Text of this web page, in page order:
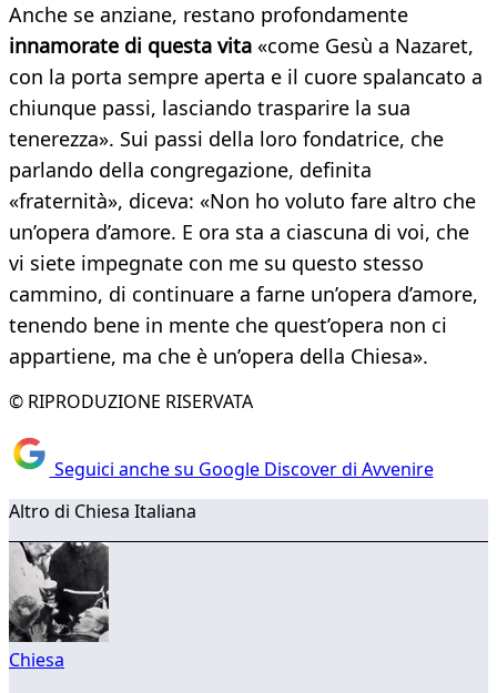
Anche se anziane, restano profondamente
innamorate di questa vita «come Gesù a Nazaret,
con la porta sempre aperta e il cuore spalancato a
chiunque passi, lasciando trasparire la sua
tenerezza». Sui passi della loro fondatrice, che
parlando della congregazione, definita
«fraternità», diceva: «Non ho voluto fare altro che
un’opera d’amore. E ora sta a ciascuna di voi, che
vi siete impegnate con me su questo stesso
cammino, di continuare a farne un’opera d’amore,
tenendo bene in mente che quest’opera non ci
appartiene, ma che è un’opera della Chiesa».
© RIPRODUZIONE RISERVATA
Seguici anche su Google Discover di Avvenire
Altro di Chiesa Italiana
Chiesa